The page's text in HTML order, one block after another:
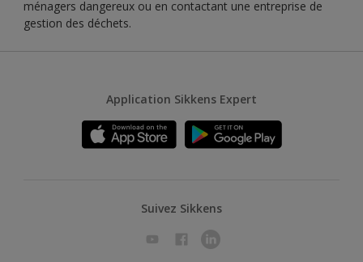
ménagers dangereux ou en contactant une entreprise de
gestion des déchets.
Application Sikkens Expert
Suivez Sikkens